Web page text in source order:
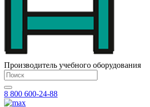
Производитель учебного оборудования
8 800 600-24-88